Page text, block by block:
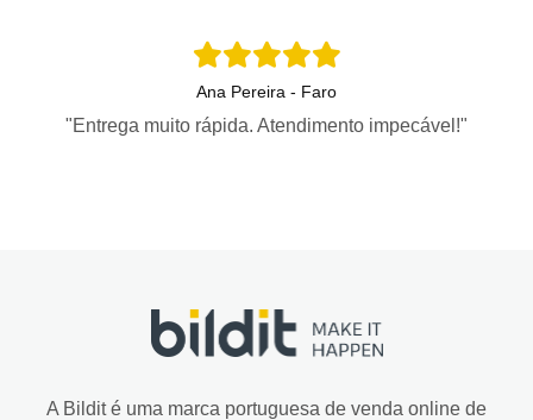
Ana Pereira - Faro
"Entrega muito rápida. Atendimento impecável!"
A Bildit é uma marca portuguesa de venda online de